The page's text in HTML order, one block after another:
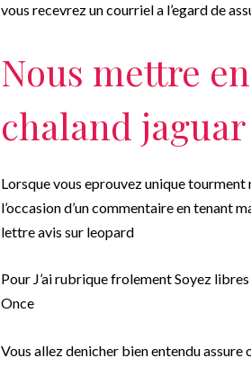
vous recevrez un courriel a l’egard de
Nous mettre
chaland jaguar
Lorsque vous eprouvez unique tourment
l’occasion d’un commentaire en tenant
lettre avis sur leopard
Pour J’ai rubrique frolement Soyez
Once
Vous allez denicher bien entendu